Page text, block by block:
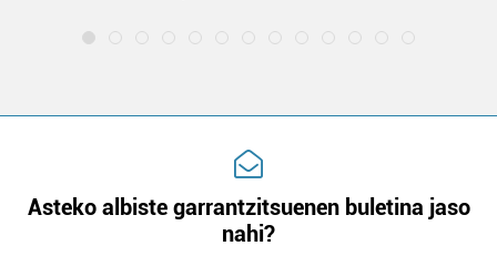
Asteko albiste garrantzitsuenen buletina jaso
nahi?